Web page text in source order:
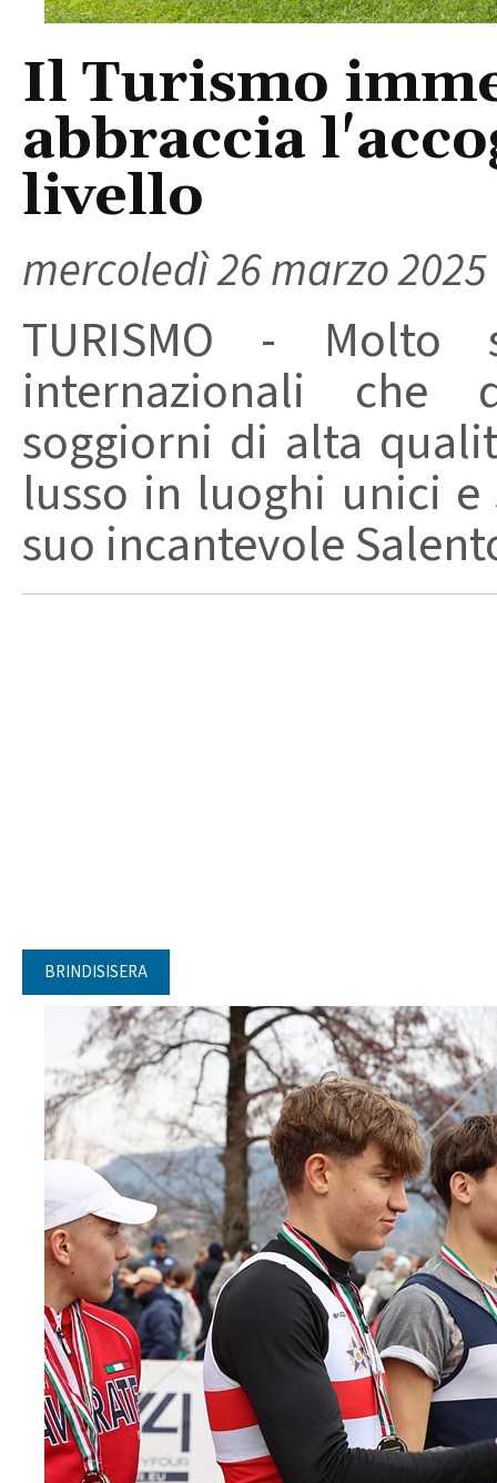
Il Turismo
abbraccia
livello
mercoledì 26 marzo 2025
TURISMO - Molto
internazionali che
soggiorni di alta
lusso in luoghi unici
suo incantevole
BRINDISISERA